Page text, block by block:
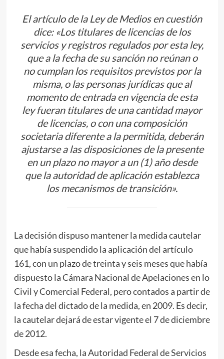
El artículo de la Ley de Medios en cuestión
dice: «Los titulares de licencias de los
servicios y registros regulados por esta ley,
que a la fecha de su sanción no reúnan o
no cumplan los requisitos previstos por la
misma, o las personas jurídicas que al
momento de entrada en vigencia de esta
ley fueran titulares de una cantidad mayor
de licencias, o con una composición
societaria diferente a la permitida, deberán
ajustarse a las disposiciones de la presente
en un plazo no mayor a un (1) año desde
que la autoridad de aplicación establezca
los mecanismos de transición».
La decisión dispuso mantener la medida cautelar
que había suspendido la aplicación del artículo
161, con un plazo de treinta y seis meses que había
dispuesto la Cámara Nacional de Apelaciones en lo
Civil y Comercial Federal, pero contados a partir de
la fecha del dictado de la medida, en 2009. Es decir,
la cautelar dejará de estar vigente el 7 de diciembre
de 2012.
Desde esa fecha, la Autoridad Federal de Servicios